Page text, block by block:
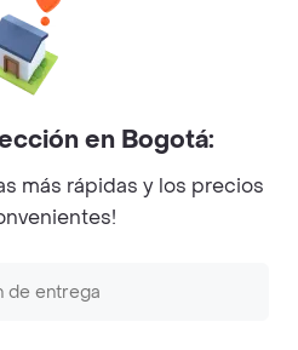
Twitter
Instagram
All rights reserved.
en Bogotá:
más rápidas y los precios